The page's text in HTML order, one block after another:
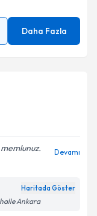
Daha Fazla
Devamı
Haritada Göster
Ankara